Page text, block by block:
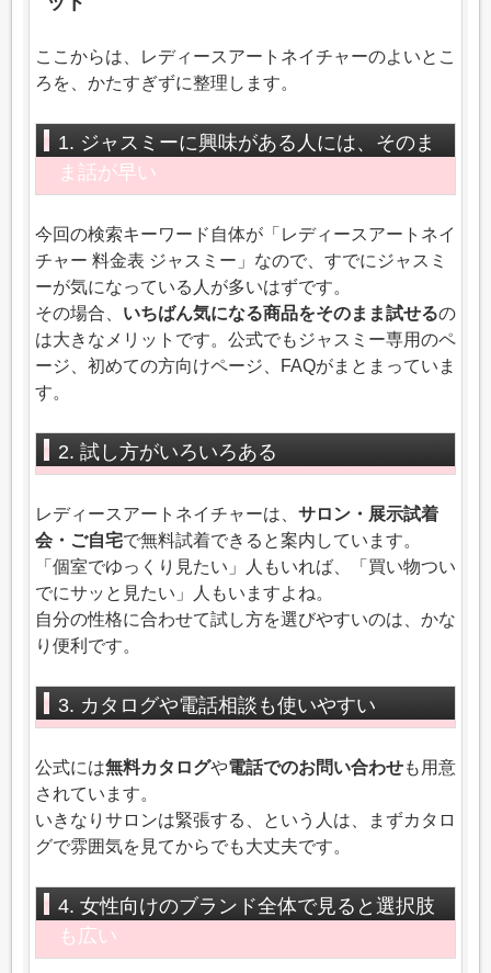
ここからは、レディースアートネイチャーのよいとこ
ろを、かたすぎずに整理します。
1. ジャスミーに興味がある人には、そのま
ま話が早い
今回の検索キーワード自体が「レディースアートネイ
チャー 料金表 ジャスミー」なので、すでにジャスミ
ーが気になっている人が多いはずです。
その場合、 いちばん気になる商品をそのまま試せるの
は大きなメリットです。公式でもジャスミー専用のペ
ージ、初めての方向けページ、FAQがまとまっていま
す。
2. 試し方がいろいろある
レディースアートネイチャーは、 サロン・展示試着
会・ご自宅で無料試着できると案内しています。
「個室でゆっくり見たい」人もいれば、「買い物つい
でにサッと見たい」人もいますよね。
自分の性格に合わせて試し方を選びやすいのは、かな
り便利です。
3. カタログや電話相談も使いやすい
公式には無料カタログや電話でのお問い合わせも用意
されています。
いきなりサロンは緊張する、という人は、まずカタロ
グで雰囲気を見てからでも大丈夫です。
4. 女性向けのブランド全体で見ると選択肢
も広い